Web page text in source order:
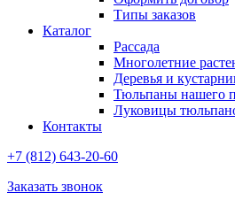
Типы заказов
Каталог
Рассада
Многолетние
Деревья и
Тюльпаны нашего
Луковицы
Контакты
+7 (812) 643-20-60
Заказать звонок